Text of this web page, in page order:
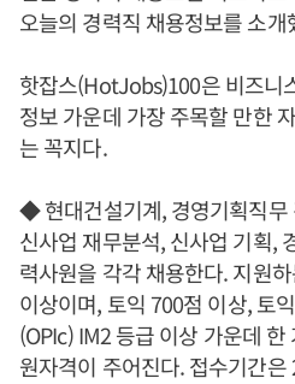
오늘의 경력직 채용정보를 소개
핫잡스(HotJobs)100은 비즈니
정보 가운데 가장 주목할 만한
는 꼭지다.
◆ 현대건설기계, 경영기획직무
신사업 재무분석, 신사업 기획,
력사원을 각각 채용한다. 지원
이상이며, 토익 700점 이상, 토
(OPIc) IM2 등급 이상 가운데
원자격이 주어진다. 접수기간